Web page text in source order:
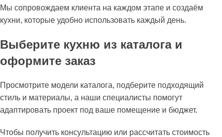
Мы сопровождаем клиента на каждом этапе и создаём
кухни, которые удобно использовать каждый день.
Выберите кухню из каталога и
оформите заказ
Просмотрите модели каталога, подберите подходящий
стиль и материалы, а наши специалисты помогут
адаптировать проект под ваше помещение и бюджет.
Чтобы получить консультацию или рассчитать стоимость